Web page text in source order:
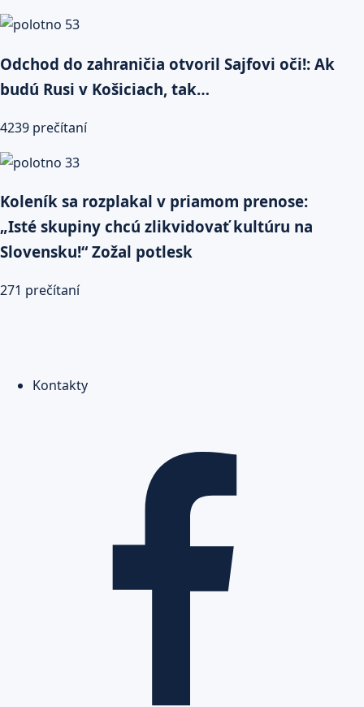
Odchod do zahraničia otvoril Sajfovi oči!: Ak
budú Rusi v Košiciach, tak…
4239 prečítaní
Koleník sa rozplakal v priamom prenose:
„Isté skupiny chcú zlikvidovať kultúru na
Slovensku!“ Zožal potlesk
271 prečítaní
Kontakty